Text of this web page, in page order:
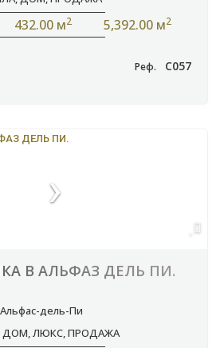
432.00 м2 5,392.00 м2
Реф. C057
В АЛЬФАЗ ДЕЛЬ ПИ.
Альфас-дель-Пи
ДОМ,ЛЮКС,ПРОДАЖА